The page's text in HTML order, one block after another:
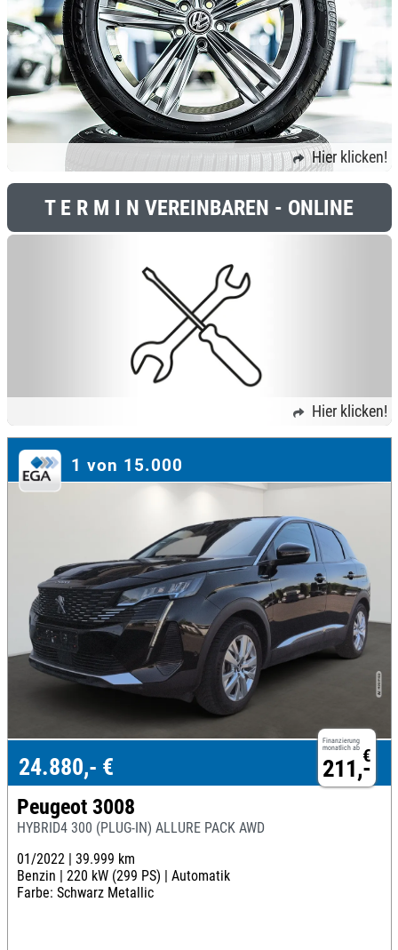
Hier klicken!
T E R M I N VEREINBAREN - ONLINE
Hier klicken!
1 von 15.000
Finanzierung
monatlich ab €
211,-
24.880,- €
Peugeot 3008
HYBRID4 300 (PLUG-IN) ALLURE PACK AWD
01/2022 | 39.999 km
Benzin | 220 kW (299 PS) | Automatik
Farbe: Schwarz Metallic